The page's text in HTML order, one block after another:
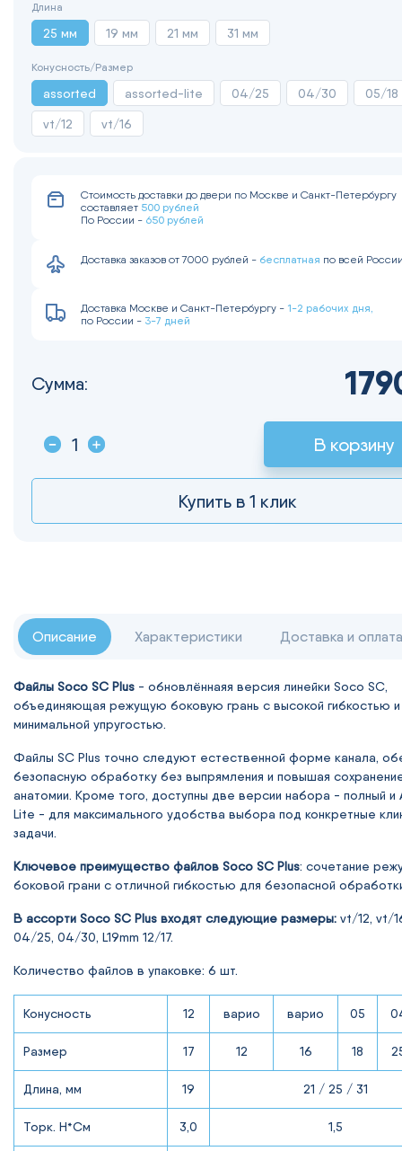
Длина
25 мм 19 мм 21 мм 31 мм
Конусность/Размер
assorted assorted-lite 04/25 04/30 05/18
vt/12 vt/16
Сумма:
В корзину
Купить в 1 клик
Стоимость доставки до двери по Москве и Санкт-Петербургу
составляет 500 рублей
По России - 650 рублей
Доставка заказов от 7000 рублей - бесплатная по всей
Доставка Москве и Санкт-Петербургу - 1-2 рабочих дня,
по России - 3-7 дней
Описание Характеристики Доставка и оплата
Файлы Soco SC Plus - обновлённаяя версия линейки Soco SC,
объединяющая режущую боковую грань с высокой гибкостью и
минимальной упругостью.
Файлы SC Plus точно следуют естественной форме канала,
безопасную обработку без выпрямления и повышая
анатомии. Кроме того, доступны две версии набора - полный и
Lite - для максимального удобства выбора под конкретные
задачи.
Ключевое преимущество файлов Soco SC Plus: сочетание
боковой грани с отличной гибкостью для безопасной
В ассорти Soco SC Plus входят следующие размеры: vt/12, vt/
04/25, 04/30, L19mm 12/17.
Количество файлов в упаковке: 6 шт.
Конусность 12 варио варио 05
Размер 17 12 16 18
Длина, мм 19 21 / 25 / 31
Торк. Н*Cм 3,0 1,5